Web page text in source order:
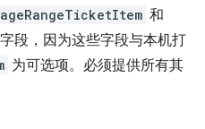
和
字段，因为这些字段与本机打
为可选项。必须提供所有其